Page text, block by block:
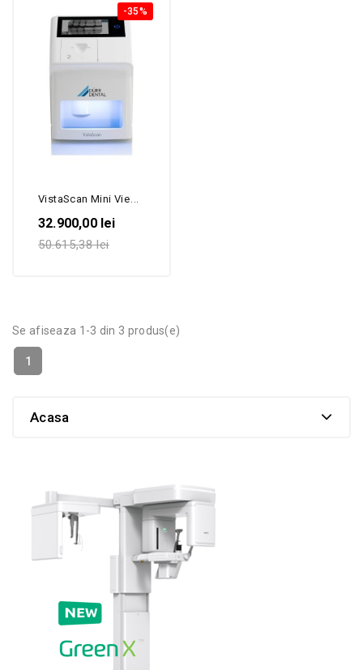
VistaScan Mini View 2.0,...
32.900,00 lei
-35%
50.615,38 lei
Se afiseaza 1-3 din 3 produs(e)
1
Acasa